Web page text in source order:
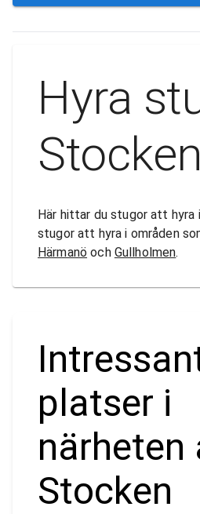
Hyra
Stocken
Här hittar du stugor att hyra
stugor att hyra i områden
Härmanö och Gullholmen.
platser i
närheten
Stocken